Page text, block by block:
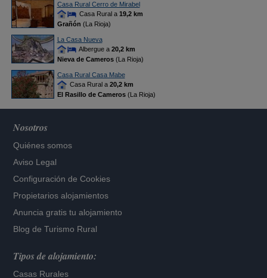
Casa Rural Cerro de Mirabel
Casa Rural a 19,2 km
Grañón (La Rioja)
La Casa Nueva
Albergue a 20,2 km
Nieva de Cameros(La Rioja)
Casa Rural Casa Mabe
Casa Rural a 20,2 km
El Rasillo de Cameros(La Rioja)
Nosotros
Quiénes somos
Aviso Legal
Configuración de Cookies
Propietarios alojamientos
Anuncia gratis tu alojamiento
Blog de Turismo Rural
Tipos de alojamiento:
Casas Rurales